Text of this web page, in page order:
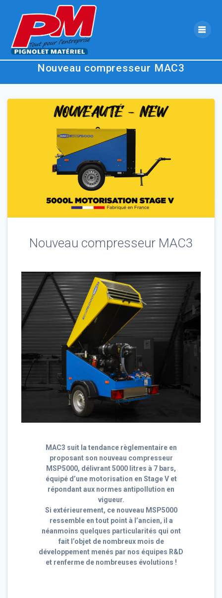
Nouveau compresseur MAC3
Nouveau compresseur MAC3
MAC3 suit la tendance règlementaire en
proposant son nouveau compresseur
MSP5000, délivrant 5000 litres à 7 bars,
équipé d’une motorisation en Stage V et
répondant aux normes antipollution en
vigueur.
Si extérieurement, ce nouveau MSP5000
ressemble en tout point à l’ancien, il a
néanmoins quelques particularités qui ont
fait l’objet de nombreux mois de
développement menés par nos équipes R&D
et renferme de nombreuses évolutions !